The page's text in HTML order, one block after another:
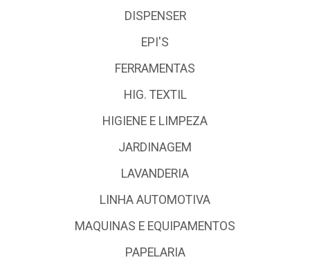
DISPENSER
EPI'S
FERRAMENTAS
HIG. TEXTIL
HIGIENE E LIMPEZA
JARDINAGEM
LAVANDERIA
LINHA AUTOMOTIVA
MAQUINAS E EQUIPAMENTOS
PAPELARIA